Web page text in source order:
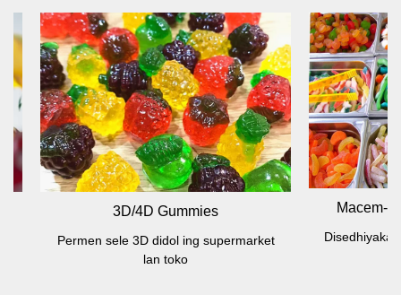
3D/4D Gummies
sele 3D didol ing supermarket
Macem-macem
Disedhiyakake ing